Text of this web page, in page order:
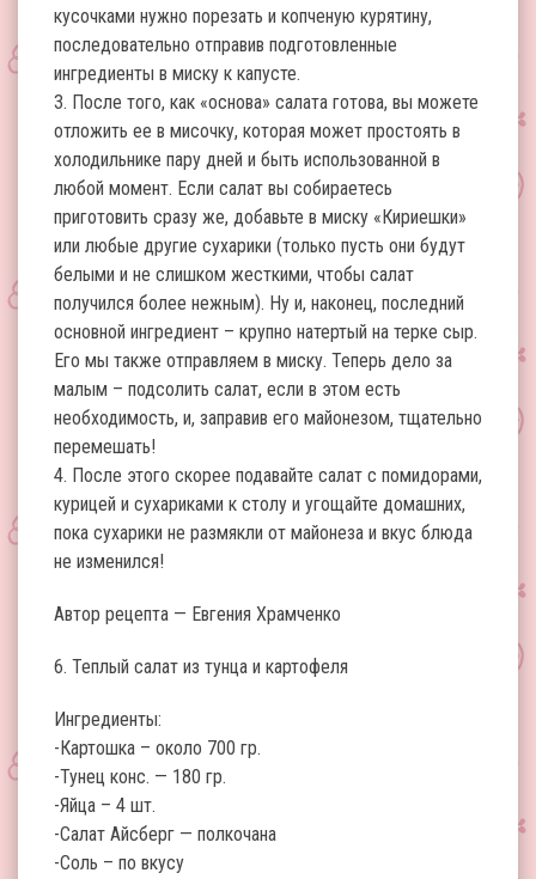
кусочками нужно порезать и копченую курятину,
последовательно отправив подготовленные
ингредиенты в миску к капусте.
3. После того, как «основа» салата готова, вы можете
отложить ее в мисочку, которая может простоять в
холодильнике пару дней и быть использованной в
любой момент. Если салат вы собираетесь
приготовить сразу же, добавьте в миску «Кириешки»
или любые другие сухарики (только пусть они будут
белыми и не слишком жесткими, чтобы салат
получился более нежным). Ну и, наконец, последний
основной ингредиент – крупно натертый на терке сыр.
Его мы также отправляем в миску. Теперь дело за
малым – подсолить салат, если в этом есть
необходимость, и, заправив его майонезом, тщательно
перемешать!
4. После этого скорее подавайте салат с помидорами,
курицей и сухариками к столу и угощайте домашних,
пока сухарики не размякли от майонеза и вкус блюда
не изменился!
Автор рецепта — Евгения Храмченко
6. Теплый салат из тунца и картофеля
Ингредиенты:
-Картошка – около 700 гр.
-Тунец конс. — 180 гр.
-Яйца – 4 шт.
-Салат Айсберг — полкочана
-Соль – по вкусу